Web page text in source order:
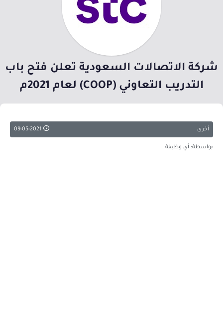
شركة الاتصالات السعودية تعلن فتح باب
التدريب التعاوني (COOP) لعام 2021م
أخرى
بواسطة: أي وظيفة